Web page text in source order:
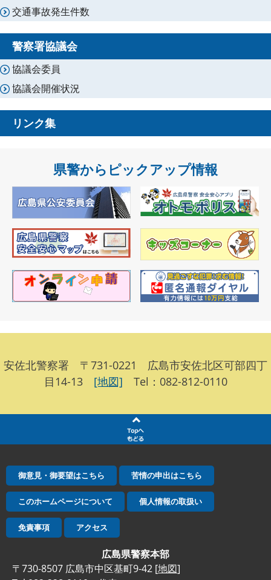
交通事故発生件数
警察署協議会
協議会委員
協議会開催状況
リンク集
県警からピックアップ情報
安佐北警察署 〒731-0221 広島市安佐北区可部四丁
目14-13 [地図] Tel：082-812-0110
御意見・御要望はこちら 苦情の申出はこちら
このホームページについて 個人情報の取扱い
免責事項 アクセス
広島県警察本部
〒730-8507 広島市中区基町9-42 [地図]